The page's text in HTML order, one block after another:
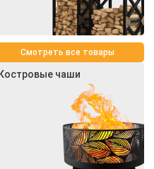
Смотреть все товары
Костровые чаши